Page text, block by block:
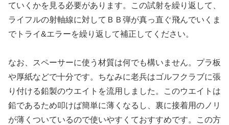
ていくかを見る必要があります。この試射を繰り返して、
ライフルの射軸線に対してＢＢ弾が真っ直ぐ飛んでいくま
でトライ&エラーを繰り返して補正してください。
なお、スペーサーに使う材質は何でも構いません。プラ板
や厚紙などで十分です。ちなみに老兵はゴルフクラブに張
り付ける鉛製のウエイトを流用しました。このウエイトは
鉛であるため叩けば簡単に薄くなるし、裏に接着用のノリ
が薄くついているので使いやすくておすすめです。この方